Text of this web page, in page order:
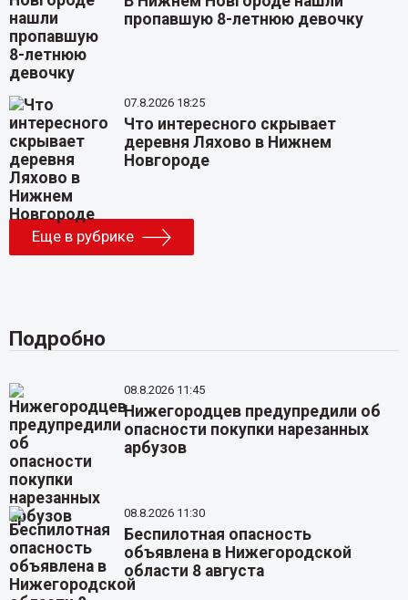
пропавшую 8-летнюю девочку
07.8.2026 18:25
Что интересного скрывает
деревня Ляхово в Нижнем
Новгороде
Еще в рубрике
Подробно
08.8.2026 11:45
Нижегородцев предупредили об
опасности покупки нарезанных
арбузов
08.8.2026 11:30
Беспилотная опасность
объявлена в Нижегородской
области 8 августа